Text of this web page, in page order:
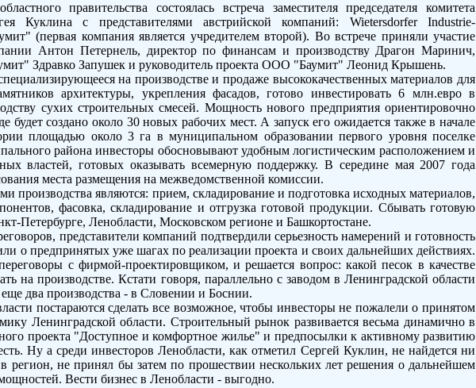
правительства состоялась встреча заместителя председателя комитета
Куклина с представителями австрийской компаний: Wietersdorfer Industrie-
(первая компания является учредителем второй). Во встрече приняли участие
Антон Петернель, директор по финансам и производству Драгон Маринич,
Здравко Запушек и руководитель проекта ООО "Баумит" Леонид Крышень.
на производстве и продаже высококачественных материалов для
архитектуры, укрепления фасадов, готово инвестировать 6 млн.евро в
сухих строительных смесей. Мощность нового предприятия ориентировочно
будет создано около 30 новых рабочих мест. А запуск его ожидается также в начале
площадью около 3 га в муниципальном образовании первого уровня поселке
района инвесторы обосновывают удобным логистическим расположением и
властей, готовых оказывать всемерную поддержку. В середине мая 2007 года
места размещения на межведомственной комиссии.
производства являются: прием, складирование и подготовка исходных материалов,
фасовка, складирование и отгрузка готовой продукции. Сбывать готовую
Петербурге, Ленобласти, Московском регионе и Башкортостане.
представители компаний подтвердили серьезность намерений и готовность
о предпринятых уже шагах по реализации проекта и своих дальнейших действиях.
с фирмой-проектировщиком, и решается вопрос: какой песок в качестве
на производстве. Кстати говоря, параллельно с заводом в Ленинградской области
еще два производства - в Словении и Боснии.
постараются сделать все возможное, чтобы инвесторы не пожалели о принятом
Ленинградской области. Строительный рынок развивается весьма динамично в
проекта "Доступное и комфортное жилье" и предпосылки к активному развитию
Ну а среди инвесторов Ленобласти, как отметил Сергей Куклин, не найдется ни
регион, не принял бы затем по прошествии нескольких лет решения о дальнейшем
Вести бизнес в Ленобласти - выгодно.